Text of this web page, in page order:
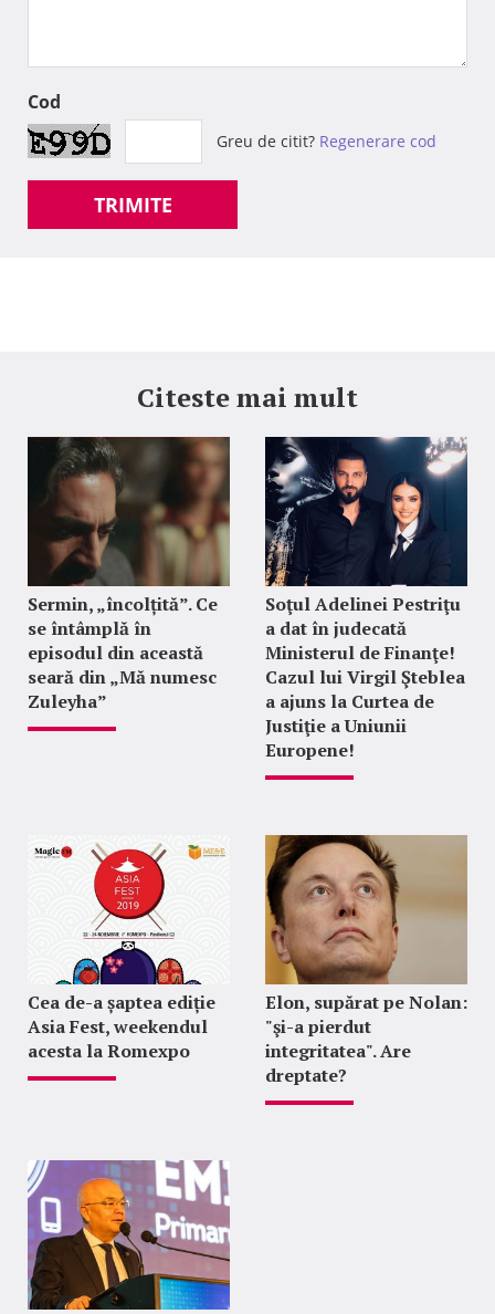
Cod
Greu de citit? Regenerare cod
TRIMITE
Citeste mai mult
Sermin, „încolțită”. Ce
se întâmplă în
episodul din această
seară din „Mă numesc
Zuleyha”
Soţul Adelinei Pestriţu
a dat în judecată
Ministerul de Finanţe!
Cazul lui Virgil Şteblea
a ajuns la Curtea de
Justiţie a Uniunii
Europene!
Cea de-a șaptea ediție
Asia Fest, weekendul
acesta la Romexpo
Elon, supărat pe Nolan:
"şi-a pierdut
integritatea". Are
dreptate?